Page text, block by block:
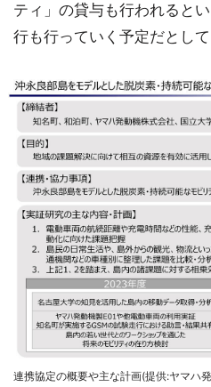
ティ」の貸与も行われると
行も行っていく予定だとして
連携協定の概要や主な計画(提供:ヤマハ